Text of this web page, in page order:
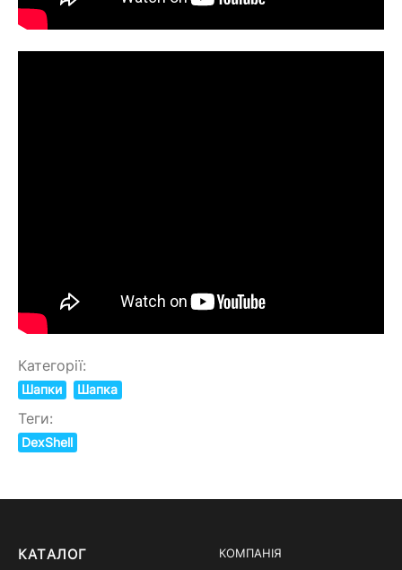
Категорії:
Шапки Шапка
Теги:
DexShell
КАТАЛОГ
КОМПАНІЯ